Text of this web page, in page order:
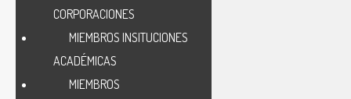
CORPORACIONES
MIEMBROS INSITUCIONES
ACADÉMICAS
MIEMBROS